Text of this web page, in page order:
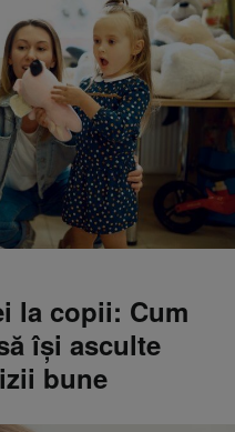
la copii: Cum
își asculte
bune